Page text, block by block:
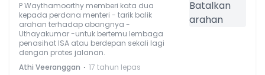
P Waythamoorthy memberi kata dua
kepada perdana menteri - tarik balik
arahan terhadap abangnya -
Uthayakumar -untuk bertemu lembaga
penasihat ISA atau berdepan sekali lagi
dengan protes jalanan.
Athi Veeranggan ⋅ 17 tahun lepas